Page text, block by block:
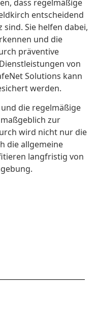
dass regelmäßige
entscheidend
Sie helfen dabei,
und die
präventive
von
Solutions kann
werden.
die regelmäßige
zur
wird nicht nur die
die allgemeine
langfristig von